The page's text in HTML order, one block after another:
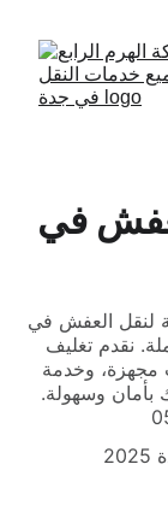
في
لنقل العفش في
نقدم تغليف
مجهزة، وخدمة
وسهولة.